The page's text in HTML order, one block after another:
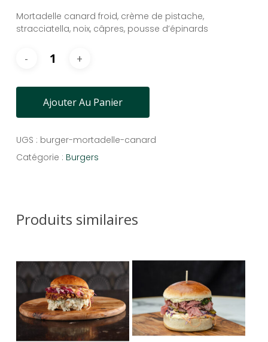
Mortadelle canard froid, crème de pistache,
stracciatella, noix, câpres, pousse d’épinards
Ajouter Au Panier
UGS : burger-mortadelle-canard
Catégorie : Burgers
Produits similaires